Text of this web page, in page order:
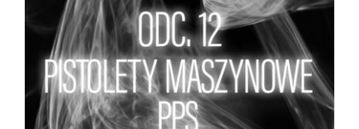
DODAJ DO KOSZYKA SZCZEGÓŁY